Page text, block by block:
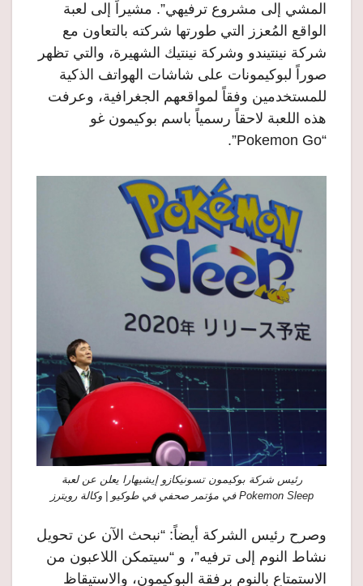
المشي إلى مشروع ترفيهي”. مشيراً إلى لعبة
الواقع المُعزز التي طورتها شركته بالتعاون مع
شركة نينتيندو وشركة نينتيك الشهيرة، والتي تظهر
صوراً لبوكيمونات على شاشات الهواتف الذكية
للمستخدمين وفقاً لمواقعهم الجغرافية، وعرفت
هذه اللعبة لاحقاً رسمياً باسم بوكيمون غو
“Pokemon Go”.
رئيس شركة بوكيمون تسونيكازو إيشيهارا يعلن عن لعبة
Pokemon Sleep في مؤتمر صحفي في طوكيو | وكالة رويترز
وصرح رئيس الشركة أيضاً: “نبحث الآن عن تحويل
نشاط النوم إلى ترفيه”، و “سيتمكن اللاعبون من
الاستمتاع بالنوم برفقة البوكيمون، والاستيقاظ